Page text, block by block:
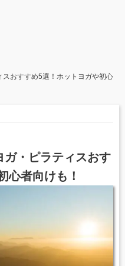
スおすすめ5選！ホットヨガや初心
ガ・ピラティスおす
心者向けも！